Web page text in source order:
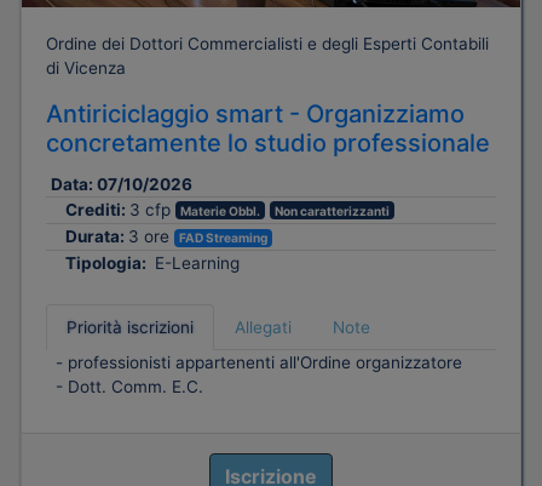
Ordine dei Dottori Commercialisti e degli Esperti Contabili
di Vicenza
Antiriciclaggio smart - Organizziamo
concretamente lo studio professionale
Data: 07/10/2026
Crediti: 3 cfp Materie Obbl. Non caratterizzanti
Durata: 3 ore FAD Streaming
Tipologia: E-Learning
Priorità iscrizioni Allegati
Note
- professionisti appartenenti all'Ordine organizzatore
- Dott. Comm. E.C.
Iscrizione